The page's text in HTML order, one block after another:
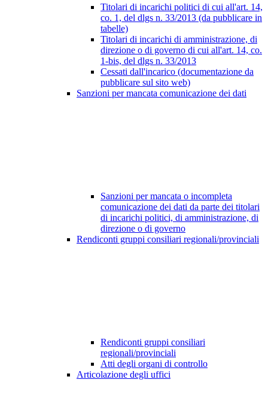
Titolari di incarichi politici di cui all'art. 14,
co. 1, del dlgs n. 33/2013 (da pubblicare in
tabelle)
Titolari di incarichi di amministrazione, di
direzione o di governo di cui all'art. 14, co.
1-bis, del dlgs n. 33/2013
Cessati dall'incarico (documentazione da
pubblicare sul sito web)
Sanzioni per mancata comunicazione dei dati
Sanzioni per mancata o incompleta
comunicazione dei dati da parte dei titolari
di incarichi politici, di amministrazione, di
direzione o di governo
Rendiconti gruppi consiliari regionali/provinciali
Rendiconti gruppi consiliari
regionali/provinciali
Atti degli organi di controllo
Articolazione degli uffici